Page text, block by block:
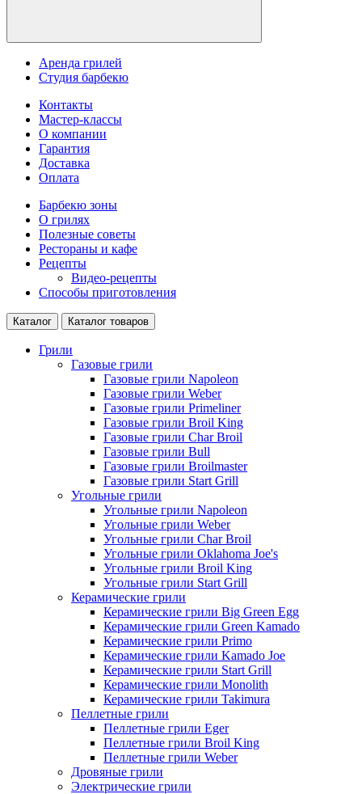
Аренда грилей
Студия барбекю
Контакты
Мастер-классы
О компании
Гарантия
Доставка
Оплата
Барбекю зоны
О грилях
Полезные советы
Рестораны и кафе
Рецепты
Видео-рецепты
Способы приготовления
Каталог Каталог товаров
Грили
Газовые грили
Газовые грили Napoleon
Газовые грили Weber
Газовые грили Primeliner
Газовые грили Broil King
Газовые грили Char Broil
Газовые грили Bull
Газовые грили Broilmaster
Газовые грили Start Grill
Угольные грили
Угольные грили Napoleon
Угольные грили Weber
Угольные грили Char Broil
Угольные грили Oklahoma Joe's
Угольные грили Broil King
Угольные грили Start Grill
Керамические грили
Керамические грили Big Green Egg
Керамические грили Green Kamado
Керамические грили Primo
Керамические грили Kamado Joe
Керамические грили Start Grill
Керамические грили Monolith
Керамические грили Takimura
Пеллетные грили
Пеллетные грили Eger
Пеллетные грили Broil King
Пеллетные грили Weber
Дровяные грили
Электрические грили